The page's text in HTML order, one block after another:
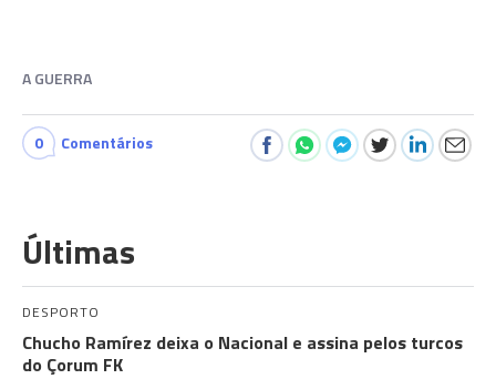
A GUERRA
0 Comentários
Últimas
DESPORTO
Chucho Ramírez deixa o Nacional e assina pelos turcos
do Çorum FK